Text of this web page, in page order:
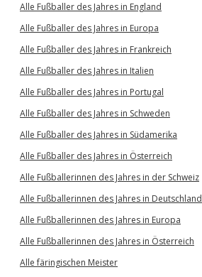
Alle Fußballer des Jahres in England
Alle Fußballer des Jahres in Europa
Alle Fußballer des Jahres in Frankreich
Alle Fußballer des Jahres in Italien
Alle Fußballer des Jahres in Portugal
Alle Fußballer des Jahres in Schweden
Alle Fußballer des Jahres in Südamerika
Alle Fußballer des Jahres in Österreich
Alle Fußballerinnen des Jahres in der Schweiz
Alle Fußballerinnen des Jahres in Deutschland
Alle Fußballerinnen des Jahres in Europa
Alle Fußballerinnen des Jahres in Österreich
Alle färingischen Meister